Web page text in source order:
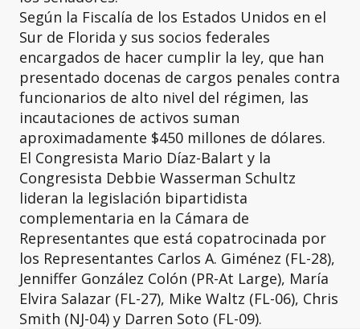
Según la Fiscalía de los Estados Unidos en el
Sur de Florida y sus socios federales
encargados de hacer cumplir la ley, que han
presentado docenas de cargos penales contra
funcionarios de alto nivel del régimen, las
incautaciones de activos suman
aproximadamente $450 millones de dólares.
El Congresista Mario Díaz-Balart y la
Congresista Debbie Wasserman Schultz
lideran la legislación bipartidista
complementaria en la Cámara de
Representantes que está copatrocinada por
los Representantes Carlos A. Giménez (FL-28),
Jenniffer González Colón (PR-At Large), María
Elvira Salazar (FL-27), Mike Waltz (FL-06), Chris
Smith (NJ-04) y Darren Soto (FL-09).